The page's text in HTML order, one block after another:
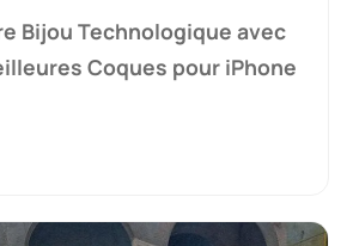
Bijou Technologique avec
Coques pour iPhone